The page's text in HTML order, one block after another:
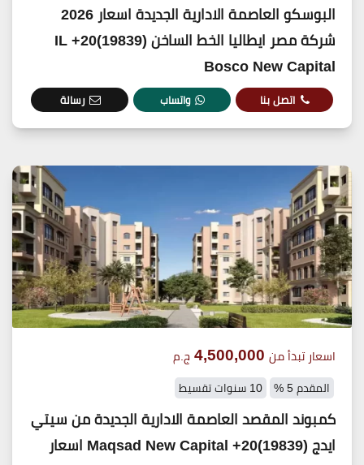
البوسكو العاصمة الادارية الجديدة اسعار 2026
شركة مصر ايطاليا الخط الساخن (19839)20+ IL
Bosco New Capital
اتصل بنا واتساب رسالة
اسعار تبدأ من 4,500,000 ج.م
المقدم 5 % 10 سنوات تقسيط
كمبوند المقصد العاصمة الادارية الجديدة من سيتي
ايدج (19839)20+ Maqsad New Capital اسعار